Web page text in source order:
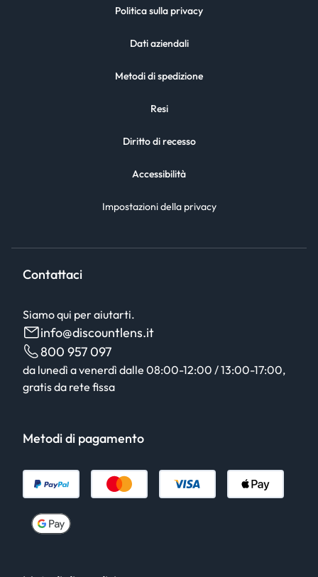
Politica sulla privacy
Dati aziendali
Metodi di spedizione
Resi
Diritto di recesso
Accessibilità
Impostazioni della privacy
Contattaci
Siamo qui per aiutarti.
info@discountlens.it
800 957 097
da lunedì a venerdì dalle 08:00-12:00 / 13:00-17:00,
gratis da rete fissa
Metodi di pagamento